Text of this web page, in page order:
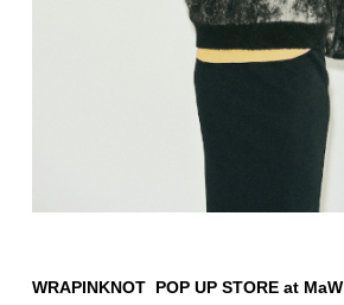
WRAPINKNOT POP UP STORE at MaW